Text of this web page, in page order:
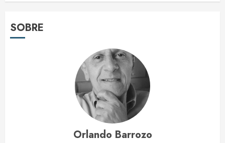
SOBRE
Orlando Barrozo